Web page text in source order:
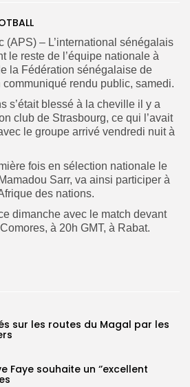
(APS) – L’international sénégalais
le reste de l’équipe nationale à
la Fédération sénégalaise de
communiqué rendu public, samedi.
s’était blessé à la cheville il y a
club de Strasbourg, ce qui l’avait
le groupe arrivé vendredi nuit à
fois en sélection nationale le
Sarr, va ainsi participer à
des nations.
dimanche avec le match devant
à 20h GMT, à Rabat.
sur les routes du Magal par les
Faye souhaite un ‘’excellent